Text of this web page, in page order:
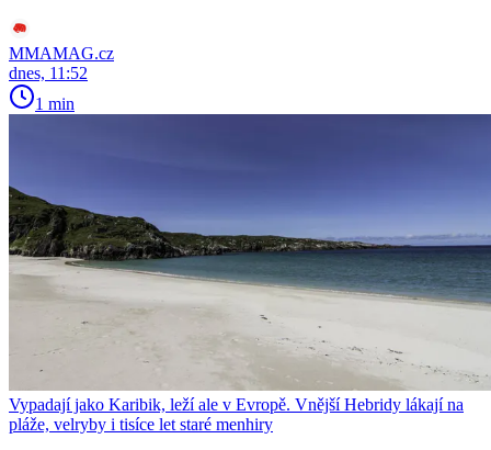
MMAMAG.cz
dnes, 11:52
1 min
Vypadají jako Karibik, leží ale v Evropě. Vnější Hebridy lákají na
pláže, velryby i tisíce let staré menhiry